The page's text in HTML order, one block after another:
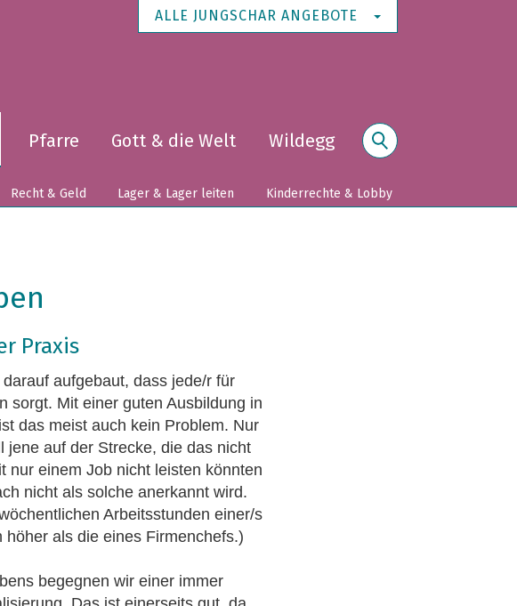
ALLE JUNGSCHAR ANGEBOTE
Pfarre Gott & die Welt Wildegg
Recht & Geld Lager & Lager leiten Kinderrechte & Lobby
Praxis
aufgebaut, dass jede/r für
sorgt. Mit einer guten Ausbildung in
das meist auch kein Problem. Nur
jene auf der Strecke, die das nicht
nur einem Job nicht leisten könnten
nicht als solche anerkannt wird.
Arbeitsstunden einer/s
als die eines Firmenchefs.)
begegnen wir einer immer